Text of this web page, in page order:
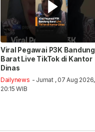
Viral Pegawai P3K Bandung
Barat Live TikTok di Kantor
Dinas
Dailynews - Jumat , 07 Aug 2026,
20:15 WIB